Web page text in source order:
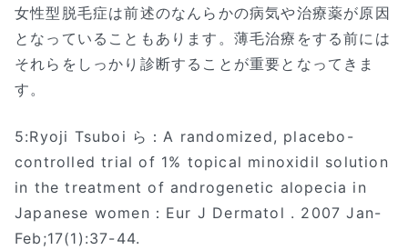
女性型脱毛症は前述のなんらかの病気や治療薬が原因
となっていることもあります。薄毛治療をする前には
それらをしっかり診断することが重要となってきま
す。
5:Ryoji Tsuboi ら：A randomized, placebo-
controlled trial of 1% topical minoxidil solution
in the treatment of androgenetic alopecia in
Japanese women：Eur J Dermatol . 2007 Jan-
Feb;17(1):37-44.